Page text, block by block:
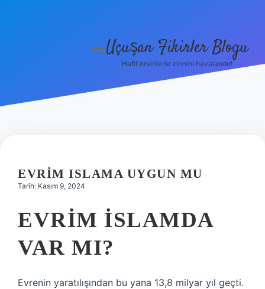
Hakkımızda
menüyü
Uçuşan Fikirler Blogu
Hafif önerilerle zihnini havalandır!
EVRIM ISLAMA UYGUN MU
Tarih: Kasım 9, 2024
EVRIM İSLAMDA
VAR MI?
Evrenin yaratılışından bu yana 13,8 milyar yıl geçti.